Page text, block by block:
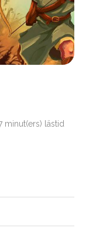
minut(ers) lästid